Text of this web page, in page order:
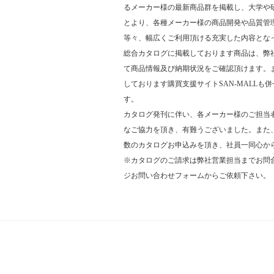
るメーカー様の最新商品群を掲載し、大学や
とより、各種メーカー様の商品開発や品質
等々、幅広くご利用頂ける充実した内容とな
総合カタログに掲載しております商品は、弊
て商品情報及び納期状況をご確認頂けます。
しております購買支援サイトSAN-MALLも
す。
カタログ発刊に伴い、各メーカー様のご担当
なご協力を頂き、有難うございました。また
数のカタログお申込みを頂き、社員一同心か
※カタログのご請求は弊社営業担当までお問
ジお問い合わせフォームからご依頼下さい。